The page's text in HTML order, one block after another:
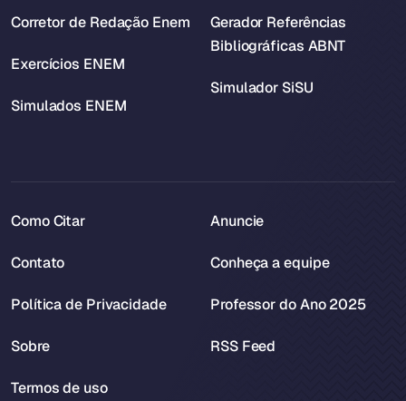
Corretor de Redação Enem
Exercícios ENEM
Simulados ENEM
Gerador Referências
Bibliográficas ABNT
Simulador SiSU
Como Citar
Contato
Política de Privacidade
Sobre
Termos de uso
Anuncie
Conheça a equipe
Professor do Ano 2025
RSS Feed